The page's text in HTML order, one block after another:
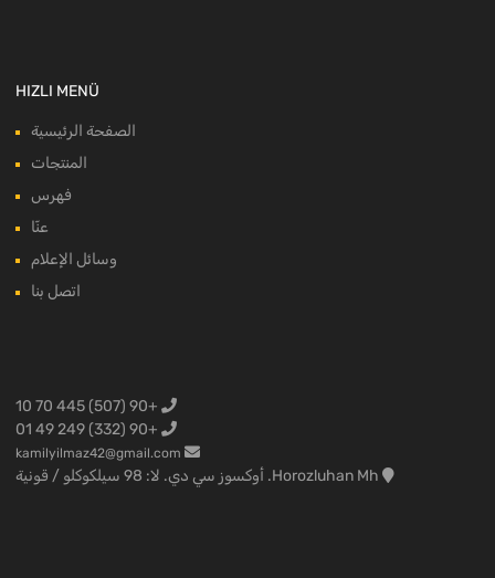
HIZLI MENÜ
الصفحة الرئيسية
المنتجات
فهرس
عنّا
وسائل الإعلام
اتصل بنا
+90 (507) 445 70 10
+90 (332) 249 49 01
kamilyilmaz42@gmail.com
Horozluhan Mh. أوكسوز سي دي. لا: 98 سيلكوكلو / قونية